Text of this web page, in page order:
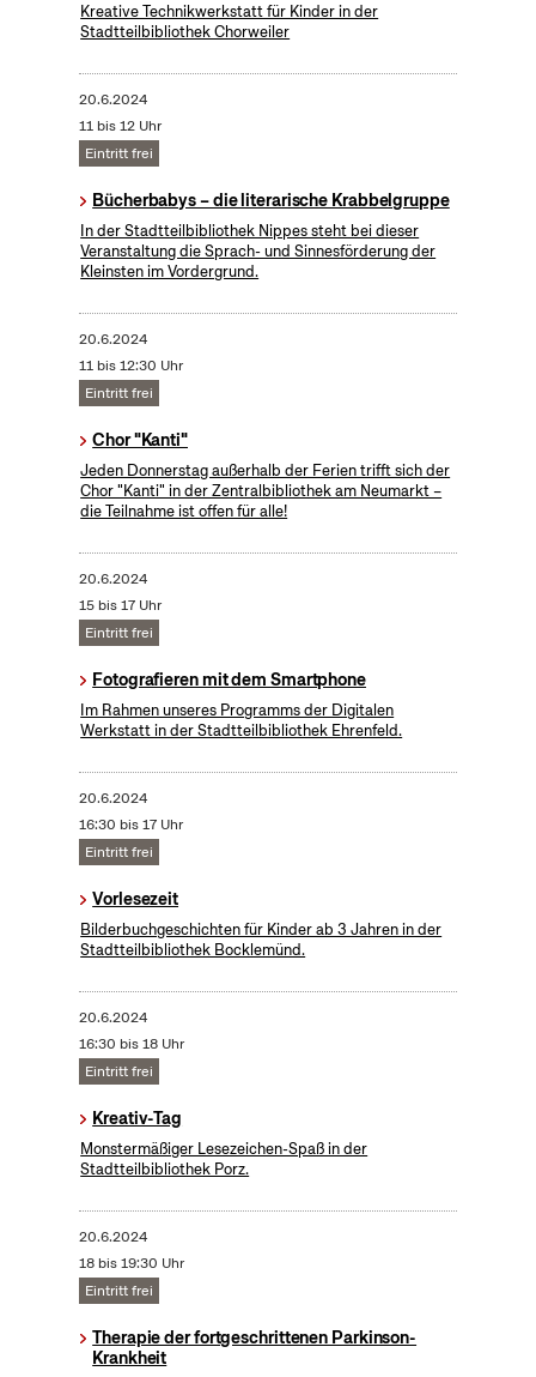
Kreative Technikwerkstatt für Kinder in der
Stadtteilbibliothek Chorweiler
20.6.2024
11 bis 12 Uhr
Eintritt frei
Bücherbabys – die literarische Krabbelgruppe
In der Stadtteilbibliothek Nippes steht bei dieser
Veranstaltung die Sprach- und Sinnesförderung der
Kleinsten im Vordergrund.
20.6.2024
11 bis 12:30 Uhr
Eintritt frei
Chor "Kanti"
Jeden Donnerstag außerhalb der Ferien trifft sich der
Chor "Kanti" in der Zentralbibliothek am Neumarkt –
die Teilnahme ist offen für alle!
20.6.2024
15 bis 17 Uhr
Eintritt frei
Fotografieren mit dem Smartphone
Im Rahmen unseres Programms der Digitalen
Werkstatt in der Stadtteilbibliothek Ehrenfeld.
20.6.2024
16:30 bis 17 Uhr
Eintritt frei
Vorlesezeit
Bilderbuchgeschichten für Kinder ab 3 Jahren in der
Stadtteilbibliothek Bocklemünd.
20.6.2024
16:30 bis 18 Uhr
Eintritt frei
Kreativ-Tag
Monstermäßiger Lesezeichen-Spaß in der
Stadtteilbibliothek Porz.
20.6.2024
18 bis 19:30 Uhr
Eintritt frei
Therapie der fortgeschrittenen Parkinson-
Krankheit